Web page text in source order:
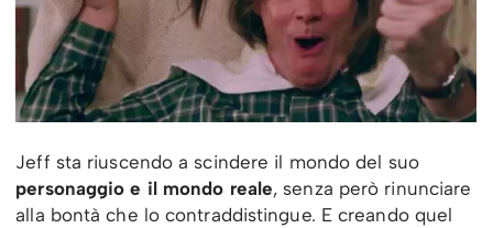
Jeff sta riuscendo a scindere il mondo del suo
personaggio e il mondo reale, senza però rinunciare
alla bontà che lo contraddistingue. E creando quel